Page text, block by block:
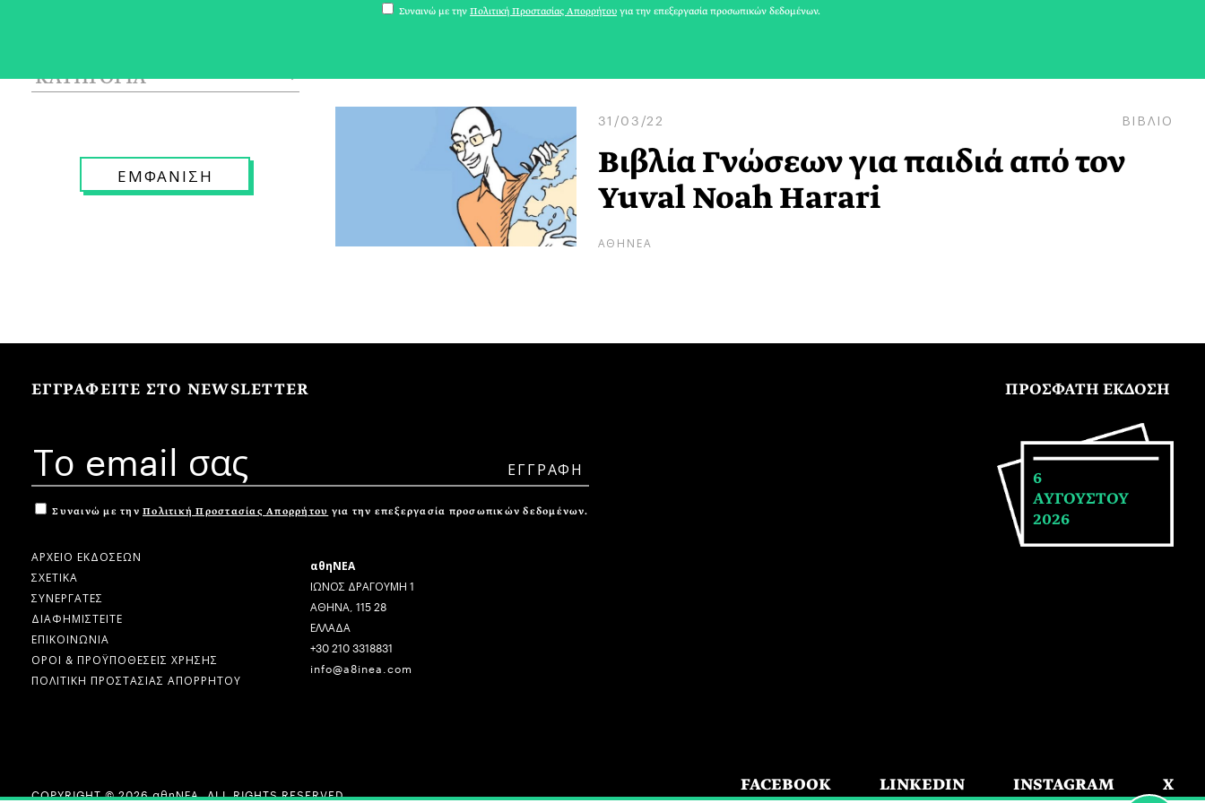
31/03/22 ΒΙΒΛΙΟ
Βιβλία Γνώσεων για παιδιά από τον
Yuval Noah Harari
ΑΘΗΝΕΑ
ΕΓΓΡΑΦΕΙΤΕ ΣΤΟ NEWSLETTER
Συναινώ με την Πολιτική Προστασίας Απορρήτου για την επεξεργασία προσωπικών δεδομένων.
ΑΡΧΕΙΟ ΕΚΔΟΣΕΩΝ
ΣΧΕΤΙΚΑ
ΣΥΝΕΡΓΑΤΕΣ
ΔΙΑΦΗΜΙΣΤΕΙΤΕ
ΕΠΙΚΟΙΝΩΝΙΑ
ΟΡΟΙ & ΠΡΟΫΠΟΘΕΣΕΙΣ ΧΡΗΣΗΣ
ΠΟΛΙΤΙΚΗ ΠΡΟΣΤΑΣΙΑΣ ΑΠΟΡΡΗΤΟΥ
αθηΝΕΑ
ΙΩΝΟΣ ΔΡΑΓΟΥΜΗ 1
ΑΘΗΝΑ, 115 28
ΕΛΛΑΔΑ
+30 210 3318831
info@a8inea.com
ΠΡΟΣΦΑΤΗ ΕΚΔΟΣΗ
6
ΑΥΓΟΥΣΤΟΥ
2026
COPYRIGHT © 2026 αθηΝΕΑ, ALL RIGHTS RESERVED. FACEBOOK LINKEDIN INSTAGRAM X
Συναινώ με την Πολιτική Προστασίας Απορρήτου για την επεξεργασία προσωπικών δεδομένων.